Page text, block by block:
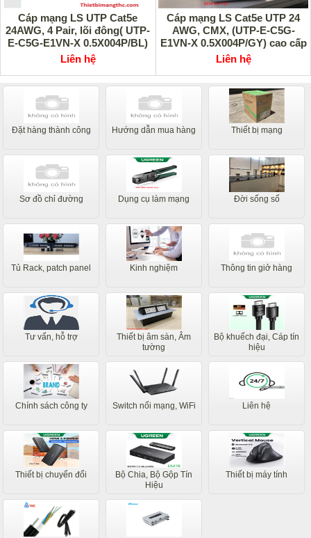
Cáp mạng LS UTP Cat5e
24AWG, 4 Pair, lõi đông( UTP-
E-C5G-E1VN-X 0.5X004P/BL)
cao cấp
Liên hệ
Cáp mạng LS Cat5e UTP 24
AWG, CMX, (UTP-E-C5G-
E1VN-X 0.5X004P/GY) cao cấp
Liên hệ
Đặt hàng thành công Hướng dẫn mua hàng Thiết bị mạng
Sơ đồ chỉ đường Dụng cụ làm mạng Đời sống số
Tủ Rack, patch panel Kinh nghiệm Thông tin giở hàng
Tư vấn, hỗ trợ
Thiết bị âm sàn, Âm
tường
Bộ khuếch đại, Cáp tín
hiệu
Chính sách công ty Switch nối mạng, WiFi Liên hệ
Thiết bị chuyển đổi
Bộ Chia, Bộ Gộp Tín
Hiệu
Thiết bị máy tính